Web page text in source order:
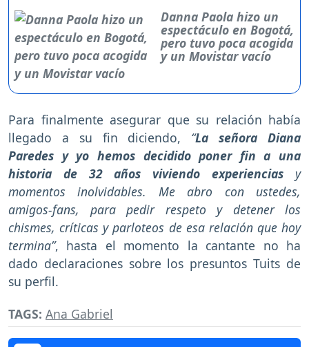
Danna Paola hizo un
espectáculo en Bogotá,
pero tuvo poca acogida
y un Movistar vacío
Para finalmente asegurar que su relación había
llegado a su fin diciendo, “La señora Diana
Paredes y yo hemos decidido poner fin a una
historia de 32 años viviendo experiencias y
momentos inolvidables. Me abro con ustedes,
amigos-fans, para pedir respeto y detener los
chismes, críticas y parloteos de esa relación que hoy
termina”, hasta el momento la cantante no ha
dado declaraciones sobre los presuntos Tuits de
su perfil.
TAGS: Ana Gabriel